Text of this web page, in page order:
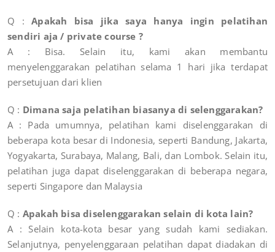
Q :Apakah bisa jika saya hanya ingin pelatihan
sendiri aja / private course ?
A : Bisa. Selain itu, kami akan membantu
menyelenggarakan pelatihan selama 1 hari jika terdapat
persetujuan dari klien
Q : Dimana saja pelatihan biasanya di selenggarakan?
A : Pada umumnya, pelatihan kami diselenggarakan di
beberapa kota besar di Indonesia, seperti Bandung, Jakarta,
Yogyakarta, Surabaya, Malang, Bali, dan Lombok. Selain itu,
pelatihan juga dapat diselenggarakan di beberapa negara,
seperti Singapore dan Malaysia
Q : Apakah bisa diselenggarakan selain di kota lain?
A : Selain kota-kota besar yang sudah kami sediakan.
Selanjutnya, penyelenggaraan pelatihan dapat diadakan di